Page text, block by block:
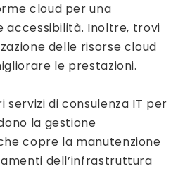
cloud per una
accessibilità. Inoltre, trovi
delle risorse cloud
le prestazioni.
servizi di consulenza IT per
la gestione
copre la manutenzione
dell’infrastruttura